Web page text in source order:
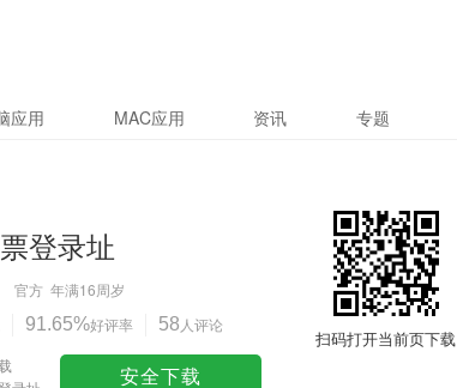
应用 MAC应用 资讯 专题
登录址
官方 年满16周岁
91.65%好评率 58 人评论
安全下载
扫码打开当前页下载